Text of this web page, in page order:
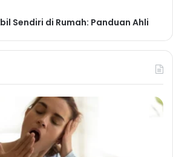
Sendiri di Rumah: Panduan Ahli